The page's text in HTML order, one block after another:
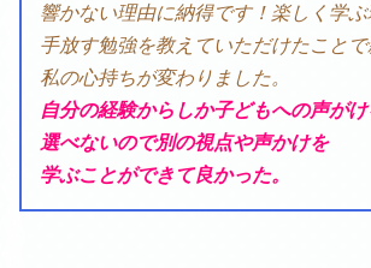
響かない理由に納得です！楽しく学
手放す勉強を教えていただけたこと
私の心持ちが変わりました。
自分の経験からしか子どもへの声がけ
選べないので別の視点や声かけを
学ぶことができて良かった。